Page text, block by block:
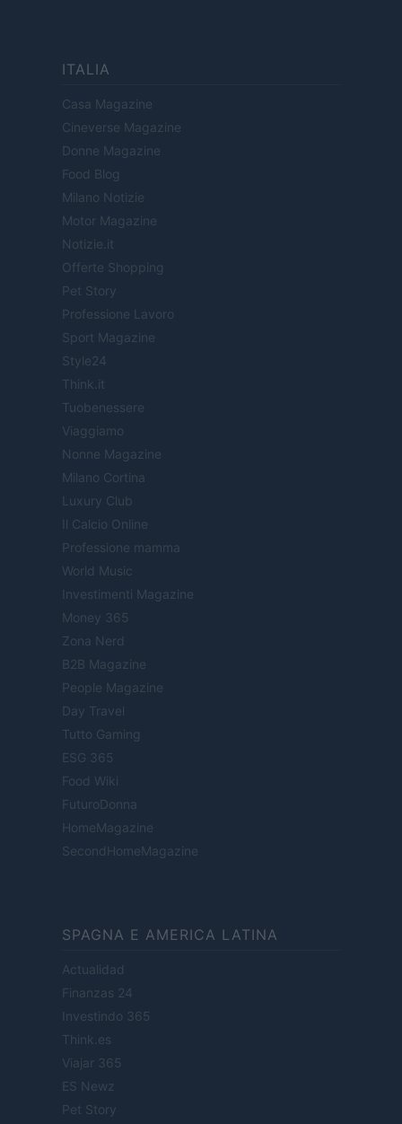
ITALIA
Casa Magazine
Cineverse Magazine
Donne Magazine
Food Blog
Milano Notizie
Motor Magazine
Notizie.it
Offerte Shopping
Pet Story
Professione Lavoro
Sport Magazine
Style24
Think.it
Tuobenessere
Viaggiamo
Nonne Magazine
Milano Cortina
Luxury Club
Il Calcio Online
Professione mamma
World Music
Investimenti Magazine
Money 365
Zona Nerd
B2B Magazine
People Magazine
Day Travel
Tutto Gaming
ESG 365
Food Wiki
FuturoDonna
HomeMagazine
SecondHomeMagazine
SPAGNA E AMERICA LATINA
Actualidad
Finanzas 24
Investindo 365
Think.es
Viajar 365
ES Newz
Pet Story